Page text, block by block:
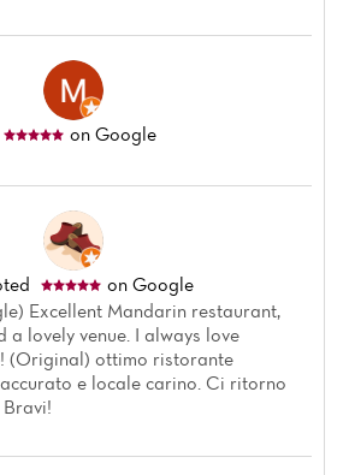
on Google
on Google
Excellent Mandarin restaurant,
a lovely venue. I always love
(Original) ottimo ristorante
e locale carino. Ci ritorno
Home
News
Menu
Reviews